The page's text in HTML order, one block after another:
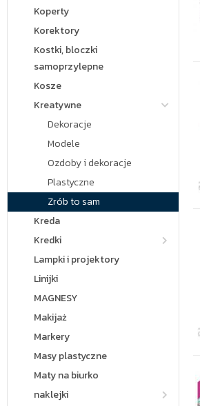
Koperty
Korektory
Kostki, bloczki
samoprzylepne
Kosze
Kreatywne
Dekoracje
Modele
Ozdoby i dekoracje
Plastyczne
Zrób to sam
Kreda
Kredki
Lampki i projektory
Linijki
MAGNESY
Makijaż
Markery
Masy plastyczne
Maty na biurko
naklejki